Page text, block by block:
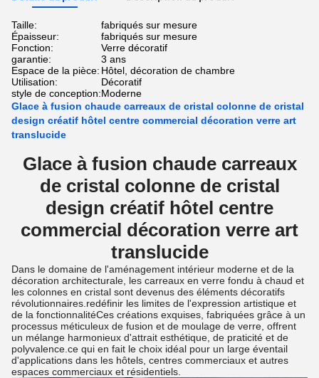
Taille:
fabriqués sur mesure
Épaisseur:
fabriqués sur mesure
Fonction:
Verre décoratif
garantie:
3 ans
Espace de la pièce: Hôtel, décoration de chambre
Utilisation:
Décoratif
style de conception:Moderne
Glace à fusion chaude carreaux de cristal colonne de cristal
design créatif hôtel centre commercial décoration verre art
translucide
Glace à fusion chaude carreaux
de cristal colonne de cristal
design créatif hôtel centre
commercial décoration verre art
translucide
Dans le domaine de l'aménagement intérieur moderne et de la
décoration architecturale, les carreaux en verre fondu à chaud et
les colonnes en cristal sont devenus des éléments décoratifs
révolutionnaires.redéfinir les limites de l'expression artistique et
de la fonctionnalitéCes créations exquises, fabriquées grâce à un
processus méticuleux de fusion et de moulage de verre, offrent
un mélange harmonieux d'attrait esthétique, de praticité et de
polyvalence.ce qui en fait le choix idéal pour un large éventail
d'applications dans les hôtels, centres commerciaux et autres
espaces commerciaux et résidentiels.